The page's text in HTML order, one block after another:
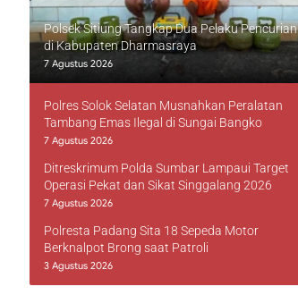
Polsek Sitiung Tangkap Dua Pelaku Pencurian
di Kabupaten Dharmasraya
7 Agustus 2026
Polres Solok Selatan Musnahkan Peralatan
Tambang Emas Ilegal di Sungai Bangko
7 Agustus 2026
Ditreskrimum Polda Sumbar Lampaui Target
Operasi Pekat dan Sikat Singgalang 2026
7 Agustus 2026
Polresta Padang Sita 18 Sepeda Motor
Berknalpot Brong saat Patroli
3 Agustus 2026